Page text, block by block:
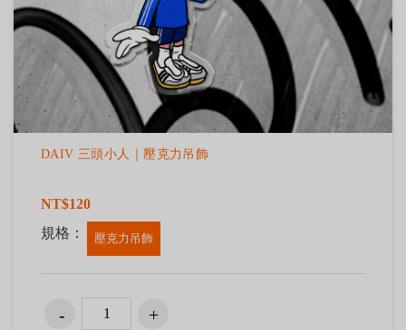
DAIV 三頭小人｜壓克力吊飾
NT$120
規格：
壓克力吊飾